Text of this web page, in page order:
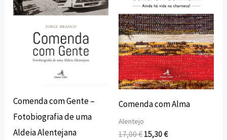
Comenda com Gente –
Fotobiografia de uma
Aldeia Alentejana
Comenda com Alma
Alentejo
17,00€ 15,30€